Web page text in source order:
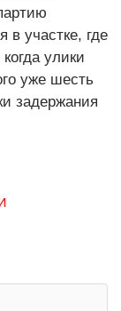
в участке, где
улики
уже шесть
задержания